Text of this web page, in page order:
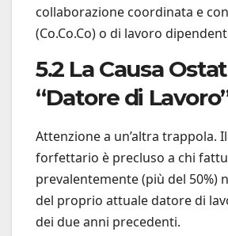
collaborazione coordinata e
(Co.Co.Co) o di lavoro
5.2 La Causa
“Datore di
Attenzione a un’altra trappola.
forfettario è precluso a chi
prevalentemente (più del 50%)
del proprio attuale datore di
dei due anni precedenti.